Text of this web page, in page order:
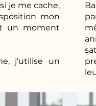
je me cache,
mon
un moment
j’utilise un